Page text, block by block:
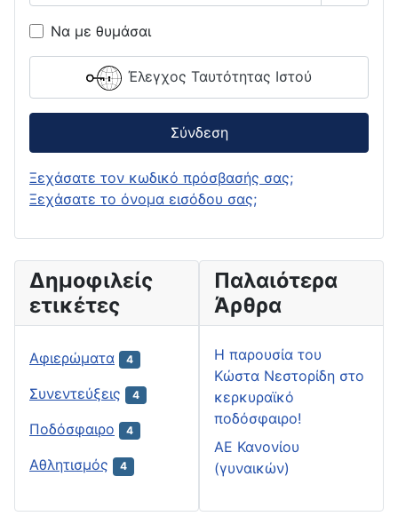
Να με θυμάσαι
Έλεγχος Ταυτότητας Ιστού
Σύνδεση
Ξεχάσατε τον κωδικό πρόσβασής σας;
Ξεχάσατε το όνομα εισόδου σας;
Δημοφιλείς
ετικέτες
Αφιερώματα 4
Συνεντεύξεις 4
Ποδόσφαιρο 4
Αθλητισμός 4
Παλαιότερα
Άρθρα
H παρουσία του
Κώστα Νεστορίδη στο
κερκυραϊκό
ποδόσφαιρο!
ΑΕ Κανονίου
(γυναικών)